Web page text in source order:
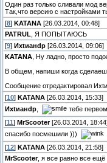
Один раз только сливали мод
Так,что версию с настройками
[8] KATANA [26.03.2014, 00:48]
PATRUL , Я ПОПЫТАЮСЬ
[9] Ихtианdр [26.03.2014, 09:06]
KATANA , Ну ладно, просто
В общем, напиши когда
Сообщение отредактировал
[10] KATANA [26.03.2014, 15:33]
Ихtианdр
тебе
[11 ] MrScooter[26.03.2014, 18:44]
спасибо посмешили )))
[12] KATANA [26.03.2014, 21:58]
MrScooter, я все равно все ещё